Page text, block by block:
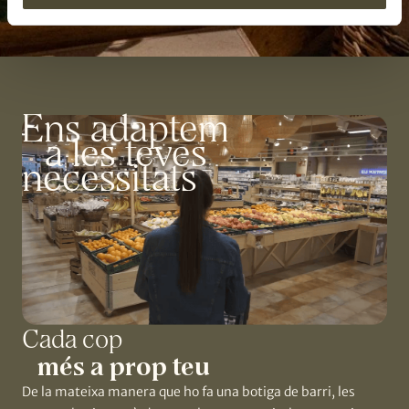
Ens adaptem
a les teves
necessitats
Cada cop
més a prop teu
De la mateixa manera que ho fa una botiga de barri, les